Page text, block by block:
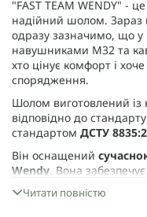
"FAST TEAM WENDY" -
надійний шолом. Зараз
одразу зазначимо, що у
навушниками M32 та
хто цінує комфорт і
спорядження.
Шолом виготовлений із
відповідно до стандарту
стандартом ДСТУ
Він оснащений
Wendy. Вона
рази краща, ніж та, що
шоломах ACH / MICH).
Читати повністю